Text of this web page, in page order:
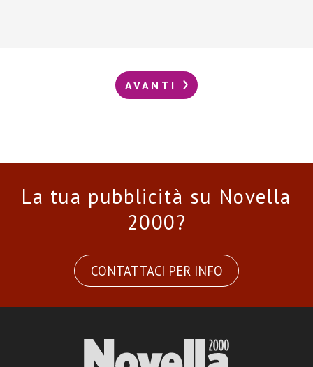
AVANTI
La tua pubblicità su Novella
2000?
CONTATTACI PER INFO